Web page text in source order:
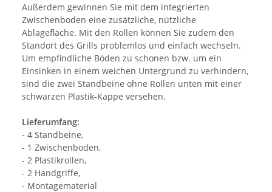
Außerdem gewinnen Sie mit dem integrierten
Zwischenboden eine zusätzliche, nützliche
Ablagefläche. Mit den Rollen können Sie zudem den
Standort des Grills problemlos und einfach wechseln.
Um empfindliche Böden zu schonen bzw. um ein
Einsinken in einem weichen Untergrund zu verhindern,
sind die zwei Standbeine ohne Rollen unten mit einer
schwarzen Plastik-Kappe versehen.
Lieferumfang:
- 4 Standbeine,
- 1 Zwischenboden,
- 2 Plastikrollen,
- 2 Handgriffe,
- Montagematerial